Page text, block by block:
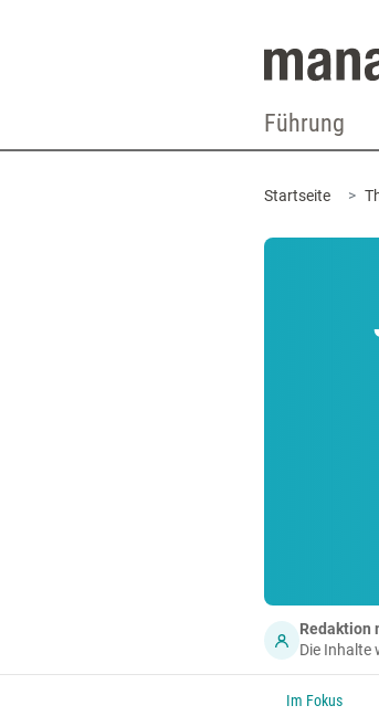
Führung
Startseite
Redaktion
Die Inhalte
Im Fokus